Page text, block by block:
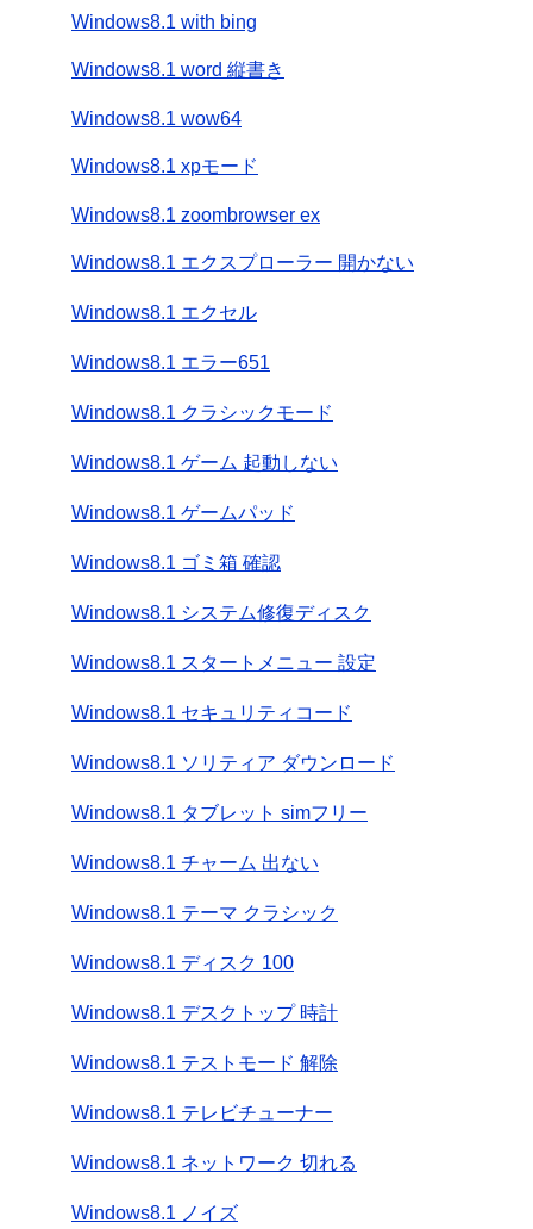
Windows8.1 with bing
Windows8.1 word 縦書き
Windows8.1 wow64
Windows8.1 xpモード
Windows8.1 zoombrowser ex
Windows8.1 エクスプローラー 開かない
Windows8.1 エクセル
Windows8.1 エラー651
Windows8.1 クラシックモード
Windows8.1 ゲーム 起動しない
Windows8.1 ゲームパッド
Windows8.1 ゴミ箱 確認
Windows8.1 システム修復ディスク
Windows8.1 スタートメニュー 設定
Windows8.1 セキュリティコード
Windows8.1 ソリティア ダウンロード
Windows8.1 タブレット simフリー
Windows8.1 チャーム 出ない
Windows8.1 テーマ クラシック
Windows8.1 ディスク 100
Windows8.1 デスクトップ 時計
Windows8.1 テストモード 解除
Windows8.1 テレビチューナー
Windows8.1 ネットワーク 切れる
Windows8.1 ノイズ